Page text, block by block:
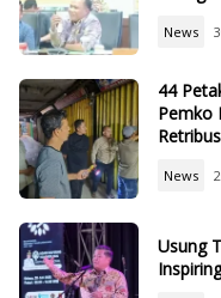
News
44
Pemko
News
Usung